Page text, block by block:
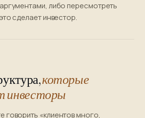
либо пересмотреть
сделает инвестор.
которые
инвесторы
говорить «клиентов много,